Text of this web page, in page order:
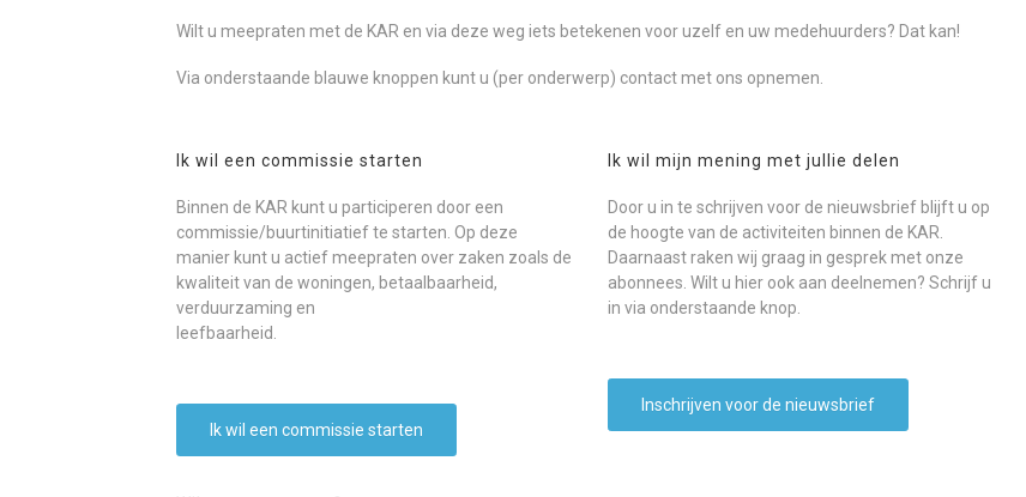
Wilt u meepraten met de KAR en via deze weg iets betekenen voor uzelf en uw medehuurders? Dat kan!
Via onderstaande blauwe knoppen kunt u (per onderwerp) contact met ons opnemen.
Ik wil een commissie starten
Binnen de KAR kunt u participeren door een
commissie/buurtinitiatief te starten. Op deze
manier kunt u actief meepraten over zaken zoals de
kwaliteit van de woningen, betaalbaarheid,
verduurzaming en
leefbaarheid.
Ik wil een commissie starten
Ik wil mijn mening met jullie delen
Door u in te schrijven voor de nieuwsbrief blijft u op
de hoogte van de activiteiten binnen de KAR.
Daarnaast raken wij graag in gesprek met onze
abonnees. Wilt u hier ook aan deelnemen? Schrijf u
in via onderstaande knop.
Inschrijven voor de nieuwsbrief